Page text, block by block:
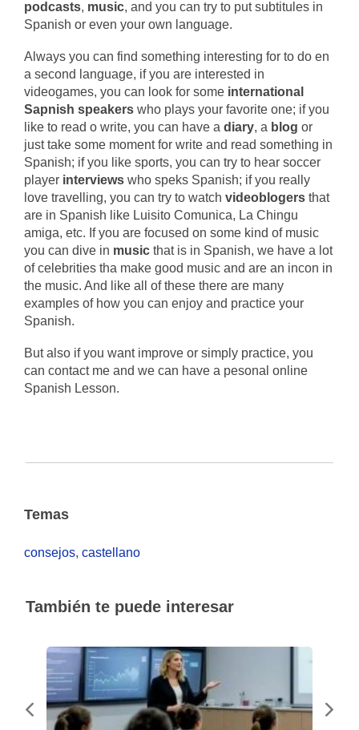
podcasts, music, and you can try to put subtitules in
Spanish or even your own language.
Always you can find something interesting for to do en
a second language, if you are interested in
videogames, you can look for some international
Sapnish speakers who plays your favorite one; if you
like to read o write, you can have a diary, a blog or
just take some moment for write and read something in
Spanish; if you like sports, you can try to hear soccer
player interviews who speks Spanish; if you really
love travelling, you can try to watch videoblogers that
are in Spanish like Luisito Comunica, La Chingu
amiga, etc. If you are focused on some kind of music
you can dive in music that is in Spanish, we have a lot
of celebrities tha make good music and are an incon in
the music. And like all of these there are many
examples of how you can enjoy and practice your
Spanish.
But also if you want improve or simply practice, you
can contact me and we can have a pesonal online
Spanish Lesson.
Temas
consejos, castellano
También te puede interesar